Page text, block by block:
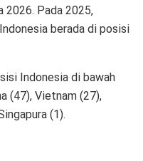
2026. Pada 2025,
berada di posisi
Indonesia di bawah
(47), Vietnam (27),
(1).